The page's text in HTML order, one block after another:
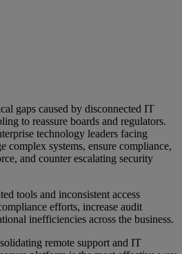
gaps caused by disconnected IT
to reassure boards and regulators.
technology leaders facing
complex systems, ensure compliance,
and counter escalating security
tools and inconsistent access
efforts, increase audit
inefficiencies across the business.
remote support and IT